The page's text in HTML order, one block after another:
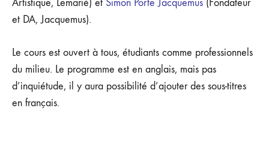
Artistique, Lemarié) et Simon Porte Jacquemus (Fondateur
et DA, Jacquemus).
Le cours est ouvert à tous, étudiants comme professionnels
du milieu. Le programme est en anglais, mais pas
d’inquiétude, il y aura possibilité d’ajouter des sous-titres
en français.